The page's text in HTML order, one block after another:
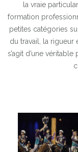
la vraie
formation
petites catégories
du travail, la rigueur
s’agit d’une